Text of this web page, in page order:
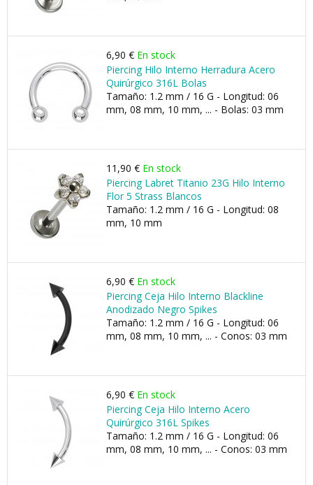
6,90 € En stock
Piercing Hilo Interno Herradura Acero
Quirúrgico 316L Bolas
Tamaño: 1.2 mm / 16 G - Longitud: 06
mm, 08 mm, 10 mm, ... - Bolas: 03 mm
11,90 € En stock
Piercing Labret Titanio 23G Hilo Interno
Flor 5 Strass Blancos
Tamaño: 1.2 mm / 16 G - Longitud: 08
mm, 10 mm
6,90 € En stock
Piercing Ceja Hilo Interno Blackline
Anodizado Negro Spikes
Tamaño: 1.2 mm / 16 G - Longitud: 06
mm, 08 mm, 10 mm, ... - Conos: 03 mm
6,90 € En stock
Piercing Ceja Hilo Interno Acero
Quirúrgico 316L Spikes
Tamaño: 1.2 mm / 16 G - Longitud: 06
mm, 08 mm, 10 mm, ... - Conos: 03 mm